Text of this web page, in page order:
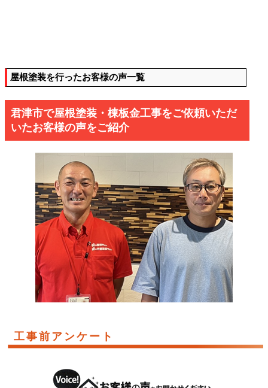
屋根塗装を行ったお客様の声一覧
君津市で屋根塗装・棟板金工事をご依頼いただ
いたお客様の声をご紹介
工事前アンケート